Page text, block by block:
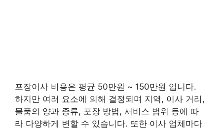
포장이사 비용은 평균 50만원 ~ 150만원 입니다.
하지만 여러 요소에 의해 결정되며 지역, 이사 거리,
물품의 양과 종류, 포장 방법, 서비스 범위 등에 따
라 다양하게 변할 수 있습니다. 또한 이사 업체마다